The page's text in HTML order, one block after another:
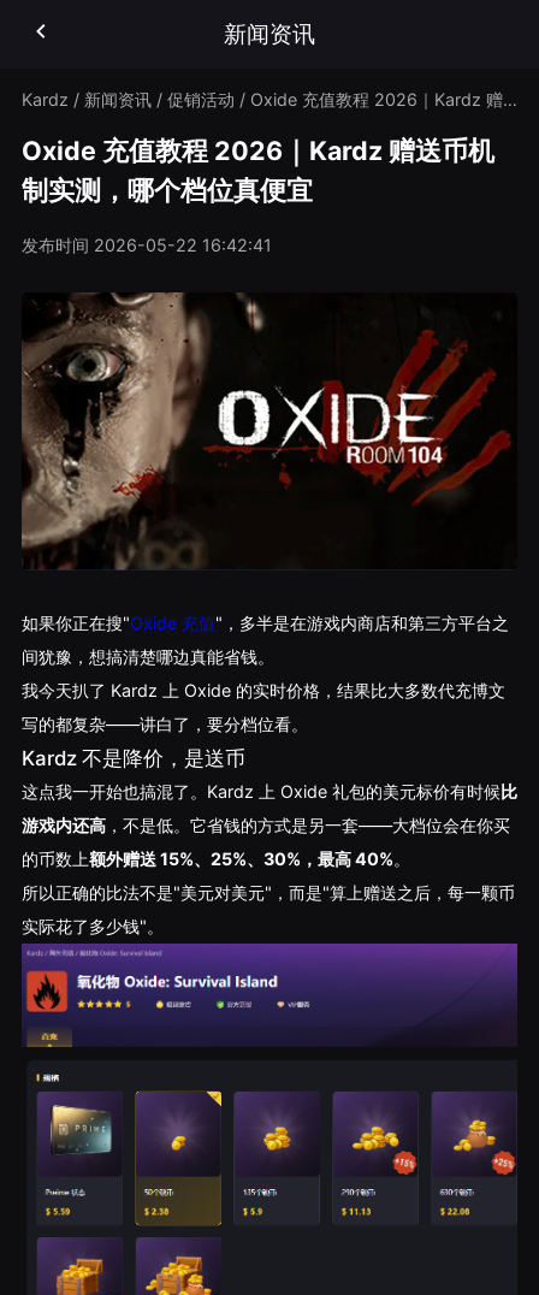
新闻资讯
Kardz / 新闻资讯 / 促销活动 / Oxide 充值教程 2026｜Kardz 赠送币机制实测，哪个档位真便宜
Oxide 充值教程 2026｜Kardz 赠送币机
制实测，哪个档位真便宜
发布时间 2026-05-22 16:42:41
如果你正在搜"Oxide 充值"，多半是在游戏内商店和第三方平台之
间犹豫，想搞清楚哪边真能省钱。
我今天扒了 Kardz 上 Oxide 的实时价格，结果比大多数代充博文
写的都复杂——讲白了，要分档位看。
Kardz 不是降价，是送币
这点我一开始也搞混了。Kardz 上 Oxide 礼包的美元标价有时候比
游戏内还高，不是低。它省钱的方式是另一套——大档位会在你买
的币数上额外赠送 15%、25%、30%，最高 40%。
所以正确的比法不是"美元对美元"，而是"算上赠送之后，每一颗币
实际花了多少钱"。